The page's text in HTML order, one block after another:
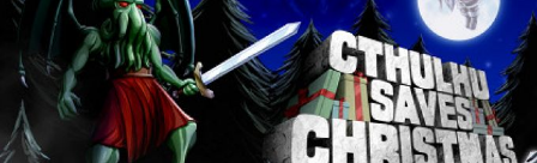
Necroman Mk2 2024.12.26. 11:13
Cthulhu Saves Christmas BACKLOG